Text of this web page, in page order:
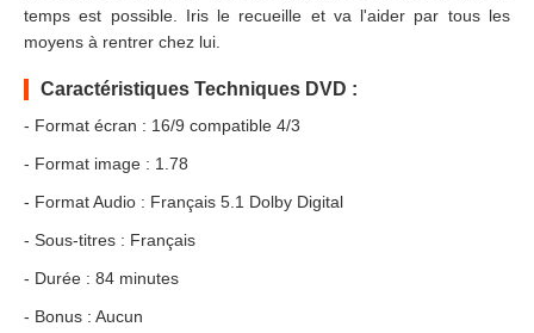
temps est possible. Iris le recueille et va l'aider par tous les
moyens à rentrer chez lui.
Caractéristiques Techniques DVD :
- Format écran : 16/9 compatible 4/3
- Format image : 1.78
- Format Audio : Français 5.1 Dolby Digital
- Sous-titres : Français
- Durée : 84 minutes
- Bonus : Aucun